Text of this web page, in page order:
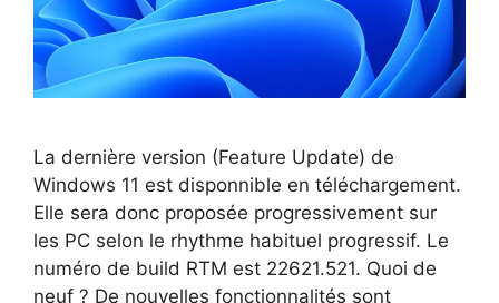
La dernière version (Feature Update) de
Windows 11 est disponnible en téléchargement.
Elle sera donc proposée progressivement sur
les PC selon le rhythme habituel progressif. Le
numéro de build RTM est 22621.521. Quoi de
neuf ? De nouvelles fonctionnalités sont